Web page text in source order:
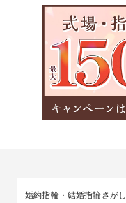
婚約指輪・結婚指輪さがし